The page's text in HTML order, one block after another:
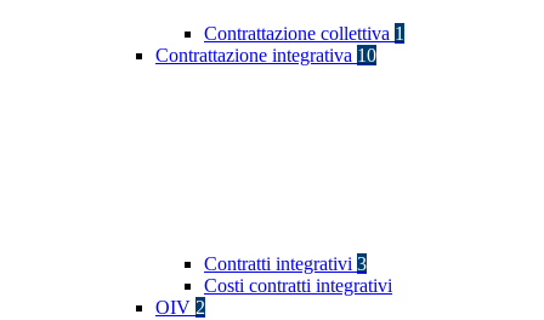
Contrattazione collettiva 1
Contrattazione integrativa 10
Contratti integrativi 3
Costi contratti integrativi
OIV 2